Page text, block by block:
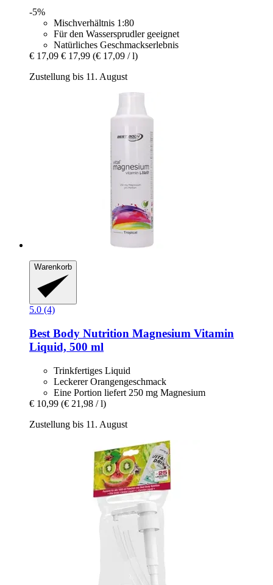
-5%
Mischverhältnis 1:80
Für den Wassersprudler geeignet
Natürliches Geschmackserlebnis
€ 17,09 € 17,99 (€ 17,09 / l)
Zustellung bis 11. August
Warenkorb
5.0 (4)
Best Body Nutrition Magnesium Vitamin
Liquid, 500 ml
Trinkfertiges Liquid
Leckerer Orangengeschmack
Eine Portion liefert 250 mg Magnesium
€ 10,99 (€ 21,98 / l)
Zustellung bis 11. August